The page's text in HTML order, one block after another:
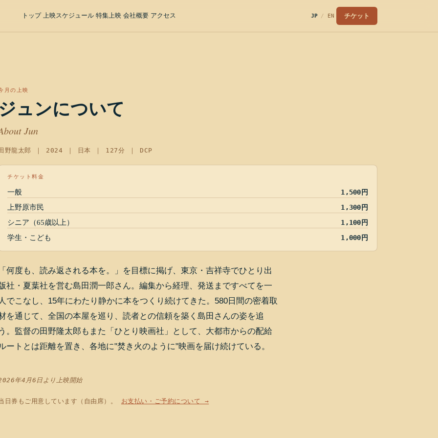
トップ 上映スケジュール 特集上映 会社概要 アクセス JP / EN チケット
月の上映
ュンについて
Jun
野龍太郎 ｜ 2024 ｜ 日本 ｜ 127分 ｜ DCP
チケット料金
一般
1,500円
上野原市民
1,300円
シニア（65歳以上）
1,100円
学生・こども
1,000円
何度も、読み返される本を。」を目標に掲げ、東京・吉祥寺でひとり出
社・夏葉社を営む島田潤一郎さん。編集から経理、発送まですべてを一
でこなし、15年にわたり静かに本をつくり続けてきた。580日間の密着取
を通じて、全国の本屋を巡り、読者との信頼を築く島田さんの姿を追
。監督の田野隆太郎もまた「ひとり映画社」として、大都市からの配給
ートとは距離を置き、各地に"焚き火のように"映画を届け続けている。
年4月6日より上映開始
日券もご用意しています（自由席）。 お支払い・ご予約について →